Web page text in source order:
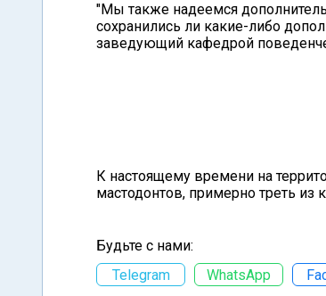
"Мы также надеемся
сохранились ли какие-либо
заведующий кафедрой
К настоящему времени на
мастодонтов, примерно треть из
Будьте с нами:
Telegram
WhatsApp